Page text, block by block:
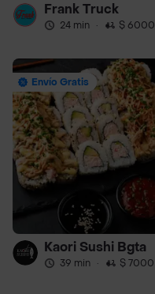
Frank Truck
24 min · $ 6000
Envío Gratis
Kaori Sushi Bgta
39 min · $ 7000